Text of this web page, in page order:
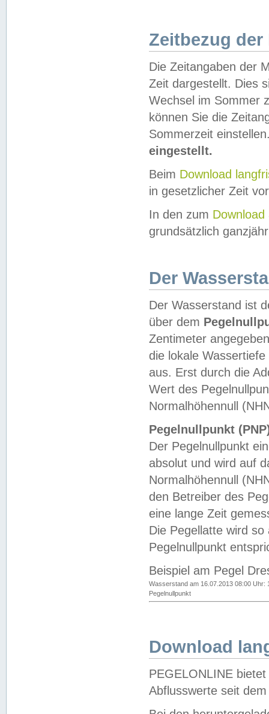
Zeitbezug der
Die Zeitangaben der
Zeit dargestellt. Dies
Wechsel im Sommer
können Sie die
Sommerzeit
eingestellt.
Beim Download
in gesetzlicher Zeit
In den zum Download
grundsätzlich
Der
Der Wasserstand ist
über dem
Zentimeter
die lokale
aus. Erst durch die
Wert des
Normalhöhennull
Pegelnullpunkt
Der Pegelnullpunkt
absolut und wird auf
Normalhöhennull
den Betreiber des
eine lange Zeit
Die Pegellatte wird
Pegelnullpunkt
Beispiel am Pegel
Wasserstand am 16.07.2013 08:00 Uhr:
Pegelnullpunkt
Download
PEGELONLINE
Abflusswerte seit